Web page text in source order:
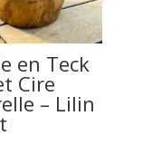
en Teck
Cire
– Lilin